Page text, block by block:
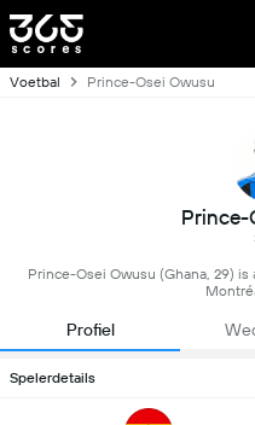
Voetbal Prince-Osei Owusu
Prince-
Prince-Osei Owusu (Ghana, 29)
Profiel
Spelerdetails